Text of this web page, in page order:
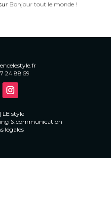
Bonjour tout le monde !
24 88 59
LE style
& communication
légales